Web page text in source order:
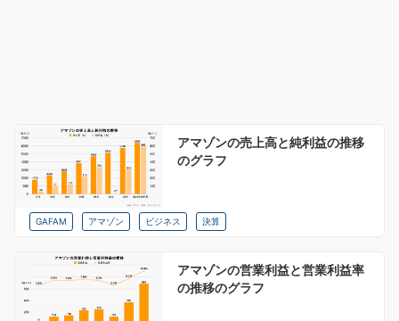
アマゾンの売上高と純利益の推移
のグラフ
GAFAM アマゾン ビジネス 決算
アマゾンの営業利益と営業利益率
の推移のグラフ